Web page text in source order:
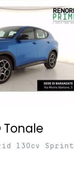
Tonale
130cv Sprint